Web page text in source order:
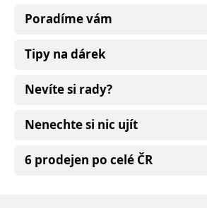
Poradíme vám
Tipy na dárek
Nevíte si rady?
Nenechte si nic ujít
6 prodejen po celé ČR